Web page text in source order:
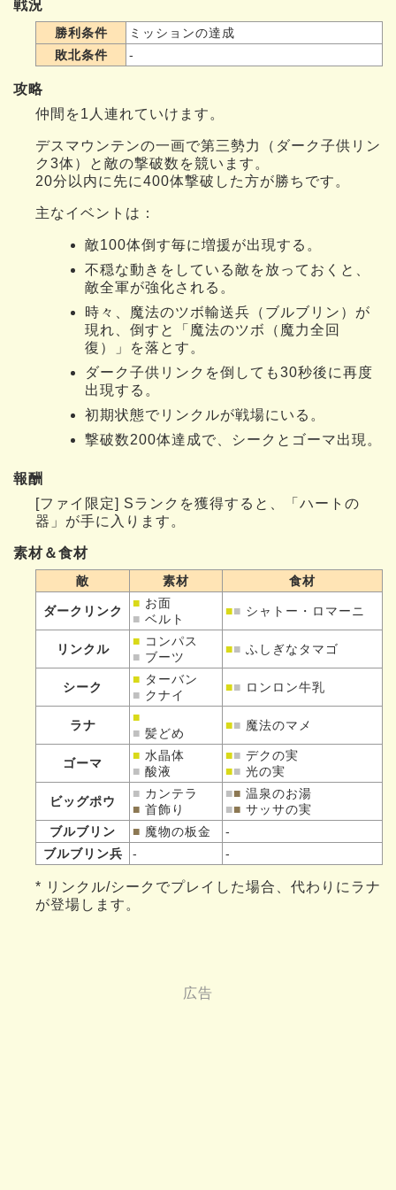
戦況
勝利条件
ミッションの達成
敗北条件
-
攻略
仲間を1人連れていけます。
デスマウンテンの一画で第三勢力（ダーク子供リン
ク3体）と敵の撃破数を競います。
20分以内に先に400体撃破した方が勝ちです。
主なイベントは：
敵100体倒す毎に増援が出現する。
不穏な動きをしている敵を放っておくと、
敵全軍が強化される。
時々、魔法のツボ輸送兵（ブルブリン）が
現れ、倒すと「魔法のツボ（魔力全回
復）」を落とす。
ダーク子供リンクを倒しても30秒後に再度
出現する。
初期状態でリンクルが戦場にいる。
撃破数200体達成で、シークとゴーマ出現。
報酬
[ファイ限定] Sランクを獲得すると、「ハートの
器」が手に入ります。
素材＆食材
敵 素材 食材
ダークリンク
■ お面
■ ベルト
■■ シャトー・ロマーニ
リンクル
■ コンパス
■ ブーツ
■■ ふしぎなタマゴ
シーク
■ ターバン
■ クナイ
■■ ロンロン牛乳
ラナ
■
■ 髪どめ
■■ 魔法のマメ
ゴーマ
■ 水晶体
■ 酸液
■■ デクの実
■■ 光の実
ビッグポウ
■ カンテラ
■ 首飾り
■■ 温泉のお湯
■■ サッサの実
ブルブリン
■ 魔物の板金
-
ブルブリン兵
- -
* リンクル/シークでプレイした場合、代わりにラナ
が登場します。